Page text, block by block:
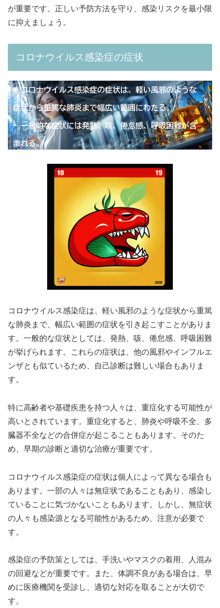
が重要です。正しい予防方法を守り、感染リスクを最小限
に抑えましょう。
コロナウイルス感染症の症状
コロナウイルス感染症は、軽い風邪のような症状から重篤
な肺炎まで、幅広い範囲の症状を引き起こすことがありま
す。一般的な症状としては、発熱、咳、倦怠感、呼吸困難
が挙げられます。これらの症状は、他の風邪やインフルエ
ンザとも似ているため、自己診断は難しい場合もありま
す。
特に高齢者や基礎疾患を持つ人々は、重症化する可能性が
高いとされています。重症化すると、肺炎や呼吸不全、多
臓器不全などの合併症が起こることもあります。そのた
め、早期の診断と適切な治療が重要です。
コロナウイルス感染症の症状は個人によって異なる場合も
あります。一部の人々は無症状であることもあり、感染し
ていることに気づかないこともあります。しかし、無症状
の人々も感染源となる可能性があるため、注意が必要で
す。
感染症の予防策としては、手洗いやマスクの着用、人混み
の回避などが重要です。また、体調不良がある場合は、早
めに医療機関を受診し、適切な対応を取ることが大切で
す。